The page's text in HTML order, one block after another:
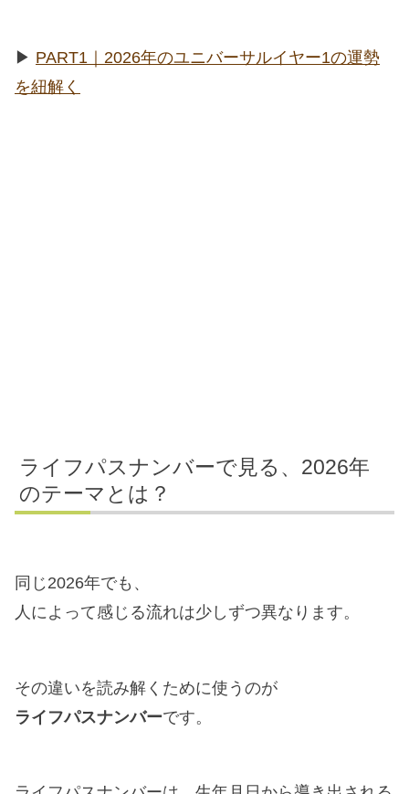
▶︎ PART1｜2026年のユニバーサルイヤー1の運勢
を紐解く
ライフパスナンバーで見る、2026年
のテーマとは？
同じ2026年でも、
人によって感じる流れは少しずつ異なります。
その違いを読み解くために使うのが
ライフパスナンバーです。